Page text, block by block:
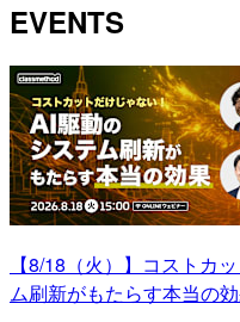
EVENTS
【8/18（火）】コストカ
ム刷新がもたらす本当の